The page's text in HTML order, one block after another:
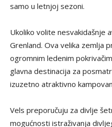
samo u letnjoj sezoni.
Ukoliko volite nesvakidašnje
Grenland. Ova velika zemlja
ogromnim ledenim
glavna destinacija za
izuzetno atraktivno
Vels preporučuju za divlje
mogućnosti istraživanja